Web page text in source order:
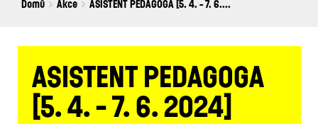
Breadcrumbs
You
Domů Akce ASISTENT PEDAGOGA [5. 4. - 7. 6....
ASISTENT PEDAGOGA
[5. 4. - 7. 6. 2024]